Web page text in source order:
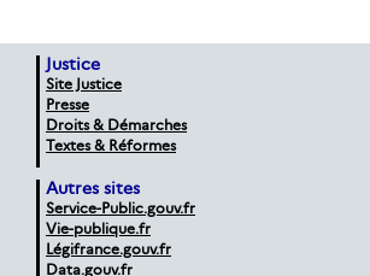
Justice
Site Justice
Presse
Droits & Démarches
Textes & Réformes
Autres sites
Service-Public.gouv.fr
Vie-publique.fr
Légifrance.gouv.fr
Data.gouv.fr